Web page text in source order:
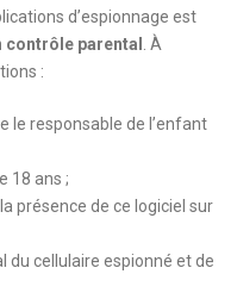
d’espionnage est
contrôle parental
. À
:
le responsable de l’enfant
18 ans ;
présence de ce logiciel sur
du cellulaire espionné et de